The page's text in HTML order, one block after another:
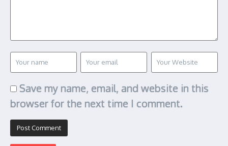
Save my name, email, and website in this
browser for the next time I comment.